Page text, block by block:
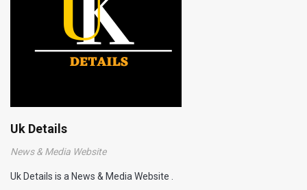
Uk Details
News & Media Website
Uk Details is a News & Media Website .